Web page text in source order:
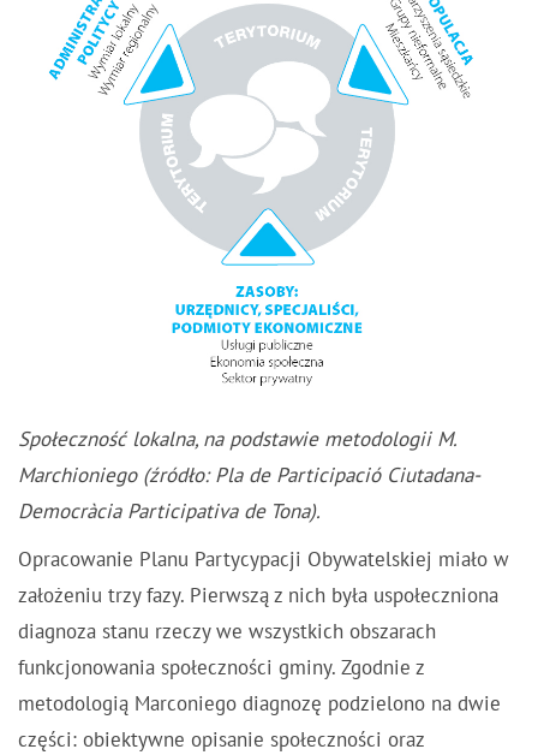
Społeczność lokalna, na podstawie metodologii M.
Marchioniego (źródło: Pla de Participació Ciutadana-
Democràcia Participativa de Tona).
Opracowanie Planu Partycypacji Obywatelskiej miało w
założeniu trzy fazy. Pierwszą z nich była uspołeczniona
diagnoza stanu rzeczy we wszystkich obszarach
funkcjonowania społeczności gminy. Zgodnie z
metodologią Marconiego diagnozę podzielono na dwie
części: obiektywne opisanie społeczności oraz